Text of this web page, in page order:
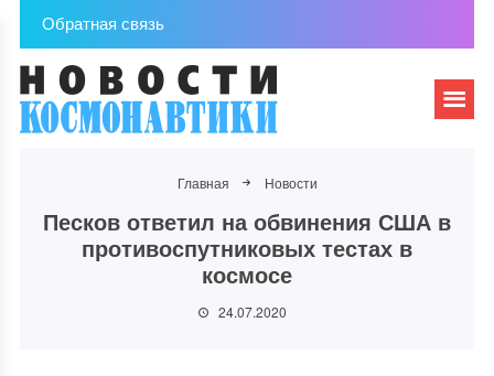
Обратная связь
Главная Новости
Песков ответил на обвинения США в
противоспутниковых тестах в
космосе
24.07.2020